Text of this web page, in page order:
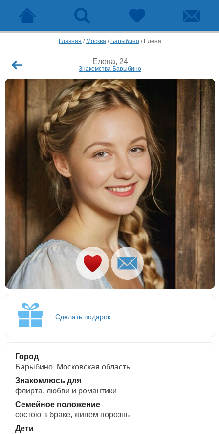
Главная / Москва / Барыбино / Елена
Елена, 24
Знакомства Барыбино
Сделать подарок
Город
Барыбино, Московская область
Знакомлюсь для
флирта, любви и романтики
Семейное положение
состою в браке, живем порознь
Дети